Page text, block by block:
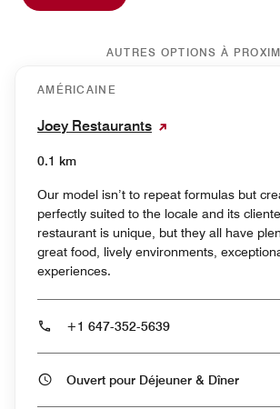
AUTRES OPTIONS À
AMÉRICAINE
Joey Restaurants
0.1 km
Our model isn’t to repeat formulas but
perfectly suited to the locale and its
restaurant is unique, but they all have
great food, lively environments,
experiences.
+1 647-352-5639
Ouvert pour Déjeuner & Dîner